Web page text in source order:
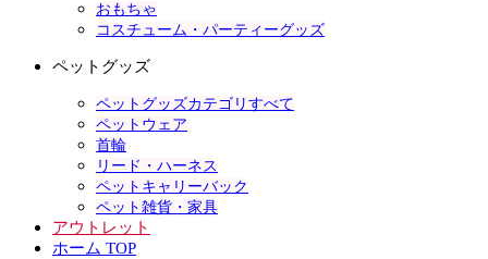
おもちゃ
コスチューム・パーティーグッズ
ペットグッズ
ペットグッズカテゴリすべて
ペットウェア
首輪
リード・ハーネス
ペットキャリーバック
ペット雑貨・家具
アウトレット
ホーム TOP